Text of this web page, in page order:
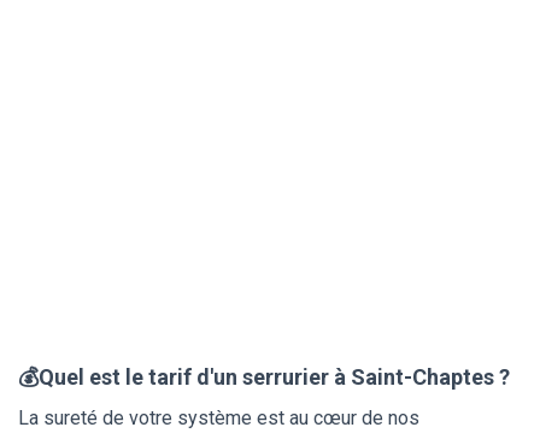
💰Quel est le tarif d'un serrurier à Saint-Chaptes ?
La sureté de votre système est au cœur de nos